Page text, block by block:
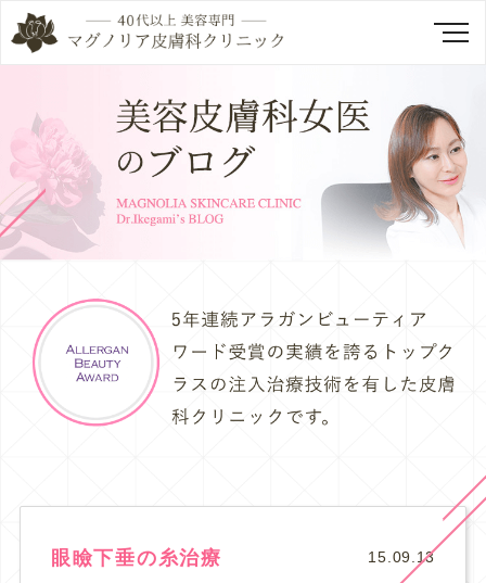
眼瞼下垂の糸治療 15.09.13